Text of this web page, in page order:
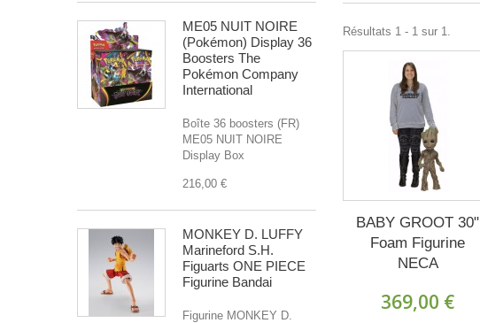
ME05 NUIT NOIRE
(Pokémon) Display 36
Boosters The
Pokémon Company
International
Boîte 36 boosters (FR)
ME05 NUIT NOIRE
Display Box
216,00 €
MONKEY D. LUFFY
Marineford S.H.
Figuarts ONE PIECE
Figurine Bandai
Figurine MONKEY D.
Résultats 1 - 1 sur 1.
BABY GROOT 30"
Foam Figurine
NECA
369,00 €